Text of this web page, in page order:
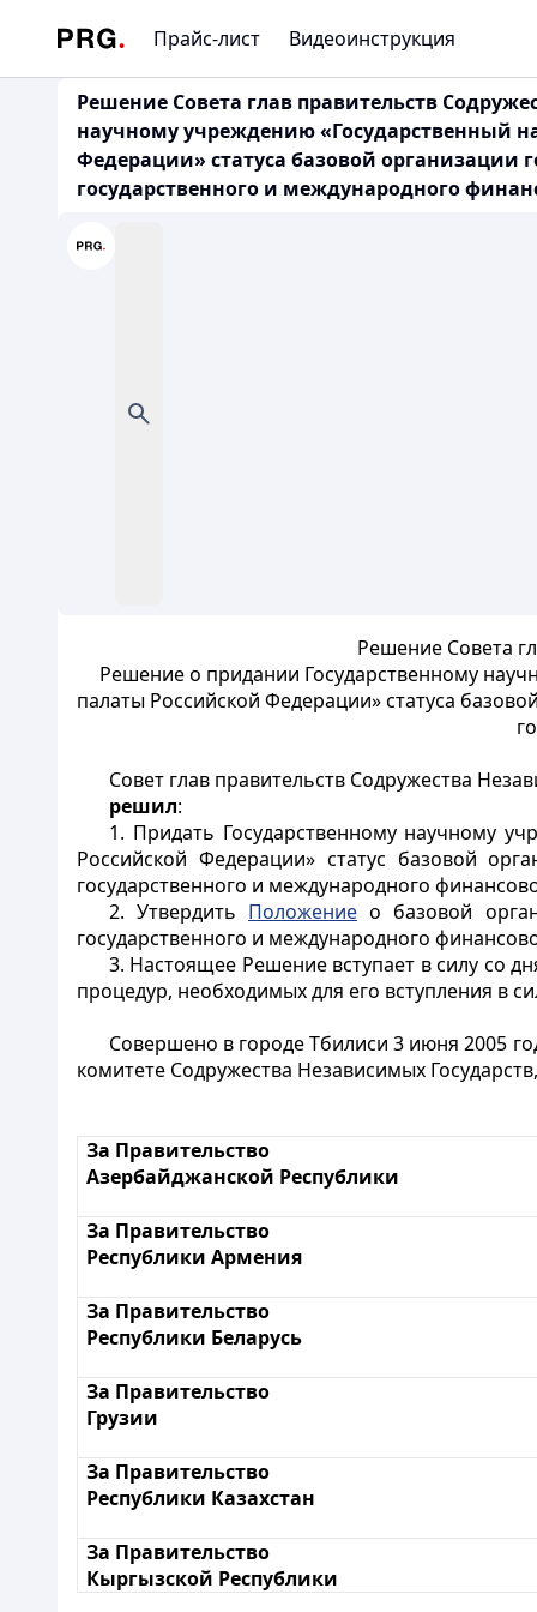
Прайс-лист Видеоинструкция
Решение Совета глав правительств
научному учреждению «Государственный
Федерации» статуса базовой организации
государственного и международного
Решение Совета
Решение о придании Государственному
палаты Российской Федерации» статуса
Совет глав правительств Содружества
решил:
1. Придать Государственному научному
Российской Федерации» статус базовой
государственного и международного
2. Утвердить Положение о базовой
государственного и международного
3. Настоящее Решение вступает в силу со
процедур, необходимых для его вступления в
Совершено в городе Тбилиси 3 июня 2005
комитете Содружества Независимых
За Правительство
Азербайджанской Республики
За Правительство
Республики Армения
За Правительство
Республики Беларусь
За Правительство
Грузии
За Правительство
Республики Казахстан
За Правительство
Кыргызской Республики